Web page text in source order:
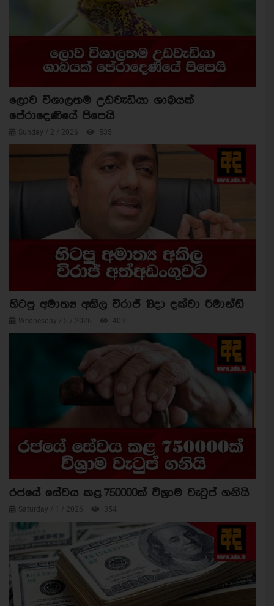
ලොව විශාලතම උඩවැඩියා ශාඛයක්
පේරාදෙණියේ පිපෙයි
Sunday / 2 / 2026 535
හිටපු අමාත්‍ය අකිල විරාජ් 18දා දක්වා රිමාන්ඩ්
Wednesday / 5 / 2026 409
රජයේ සේවය කළ 750000ක් විශ්‍රාම වැටුප් ගනියි
Saturday / 1 / 2026 354